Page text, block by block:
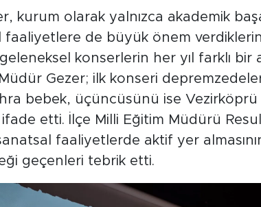
kurum olarak yalnızca akademik
faaliyetlere de büyük önem
konserlerin her yıl farklı bir
Gezer; ilk konseri
bebek, üçüncüsünü ise Vezirköprü
etti. İlçe Milli Eğitim Müdürü
faaliyetlerde aktif yer
geçenleri tebrik etti.